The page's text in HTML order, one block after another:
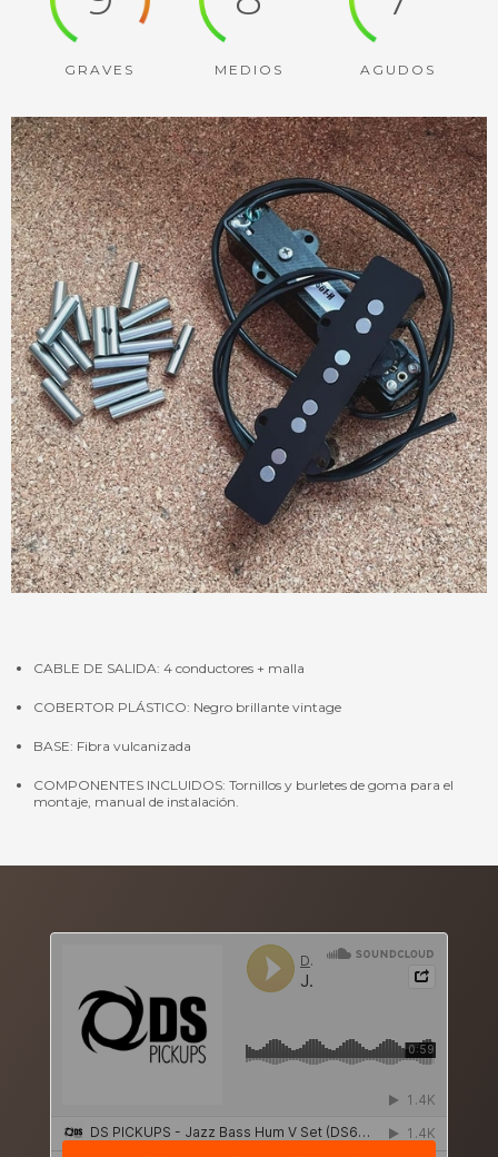
GRAVES MEDIOS AGUDOS
CABLE DE SALIDA: 4 conductores + malla
COBERTOR PLÁSTICO: Negro brillante vintage
BASE: Fibra vulcanizada
COMPONENTES INCLUIDOS: Tornillos y burletes de goma para el
montaje, manual de instalación.